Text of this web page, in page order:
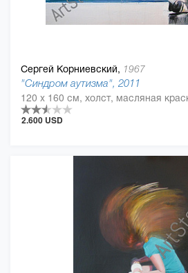
Сергей Корниевский, 1967
"Синдром аутизма", 2011
120 x 160 см, холст, масляная
2.600 USD